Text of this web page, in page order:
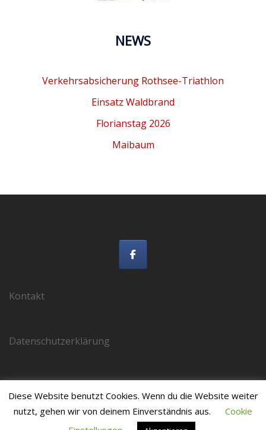
NEWS
Verkehrsabsicherung Rothsee-Triathlon
Einsatz Waldbrand
Florianstag 2026
Maibaum
Kontakt
Datenschutzerklärung
Diese Website benutzt Cookies. Wenn du die Website weiter
nutzt, gehen wir von deinem Einverständnis aus.
Cookie